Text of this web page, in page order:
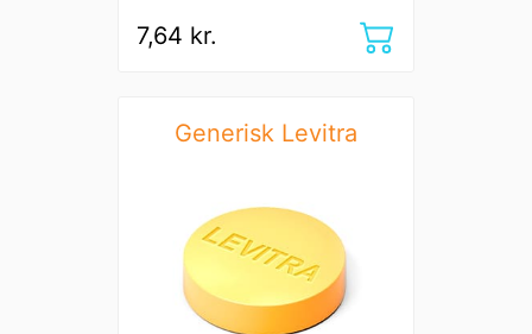
7,64 kr.
Generisk Levitra